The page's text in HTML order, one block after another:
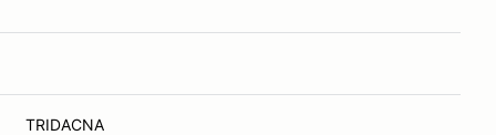
TRIDACNA